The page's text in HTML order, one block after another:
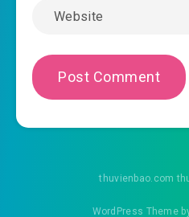
thuvienbao.com
WordPress Theme